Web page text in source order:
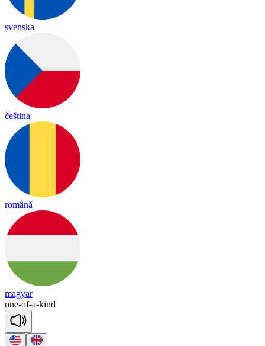
svenska
čeština
română
magyar
one-of-a-kind